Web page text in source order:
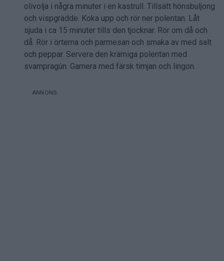
olivolja i några minuter i en kastrull. Tillsätt hönsbuljong
och vispgrädde. Koka upp och rör ner polentan. Låt
sjuda i ca 15 minuter tills den tjocknar. Rör om då och
då. Rör i örterna och parmesan och smaka av med salt
och peppar. Servera den krämiga polentan med
svampragún. Garnera med färsk timjan och lingon.